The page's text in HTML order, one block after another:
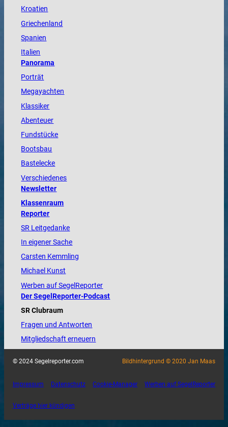
Kroatien
Griechenland
Spanien
Italien
Panorama
Porträt
Megayachten
Klassiker
Abenteuer
Fundstücke
Bootsbau
Bastelecke
Verschiedenes
Newsletter
Klassenraum
Reporter
SR Leitgedanke
In eigener Sache
Carsten Kemmling
Michael Kunst
Werben auf SegelReporter
Der SegelReporter-Podcast
SR Clubraum
Fragen und Antworten
Mitgliedschaft erneuern
© 2024 Segelreporter.com Bildhintergrund © 2020 Jan Maas
Impressum Datenschutz Cookie-Manager Werben auf SegelReporter
Verträge hier kündigen